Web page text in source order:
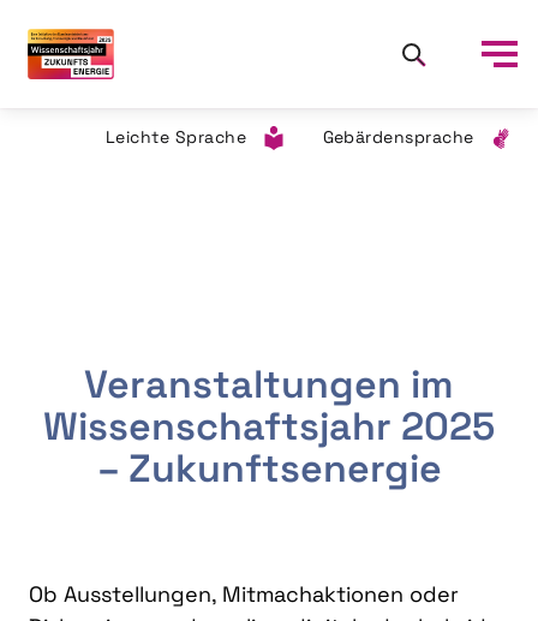
Leichte Sprache Gebärdensprache
Veranstaltungen im
Wissenschaftsjahr 2025
– Zukunftsenergie
Ob Ausstellungen, Mitmachaktionen oder